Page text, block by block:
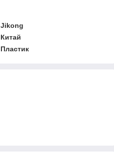
Jikong
Китай
Пластик